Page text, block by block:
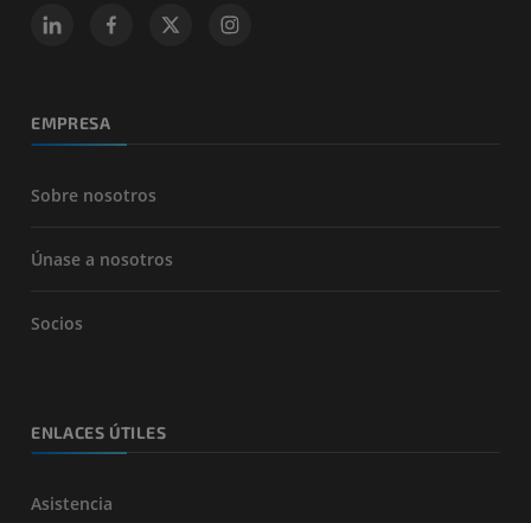
EMPRESA
Sobre nosotros
Únase a nosotros
Socios
ENLACES ÚTILES
Asistencia